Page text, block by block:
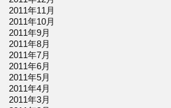
2011年11月
2011年10月
2011年9月
2011年8月
2011年7月
2011年6月
2011年5月
2011年4月
2011年3月